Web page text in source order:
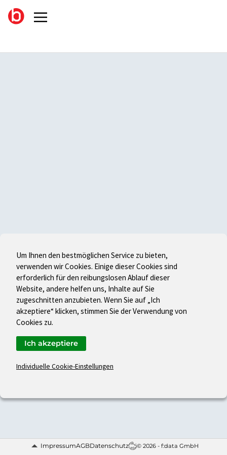
ImpressumAGBDatenschutz © 2026 - f:data GmbH
Um Ihnen den bestmöglichen Service zu bieten,
verwenden wir Cookies. Einige dieser Cookies sind
erforderlich für den reibungslosen Ablauf dieser
Website, andere helfen uns, Inhalte auf Sie
zugeschnitten anzubieten. Wenn Sie auf „Ich
akzeptiere“ klicken, stimmen Sie der Verwendung von
Cookies zu.
Individuelle Cookie-Einstellungen
Ich akzeptiere